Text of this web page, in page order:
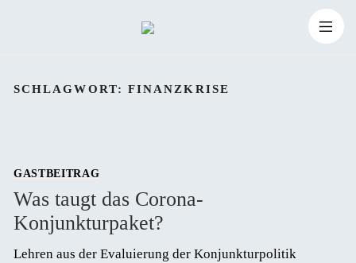
Inhalt
nach:
SCHLAGWORT: FINANZKRISE
GASTBEITRAG
Was taugt das Corona-
Konjunkturpaket?
Lehren aus der Evaluierung der Konjunkturpolitik